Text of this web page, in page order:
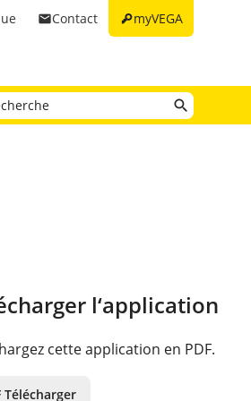
keymyVEGA
emailContact
l‘application
cette application en PDF.
Télécharger